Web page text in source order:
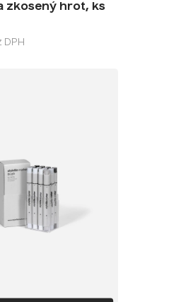
zkosený hrot, ks
DPH